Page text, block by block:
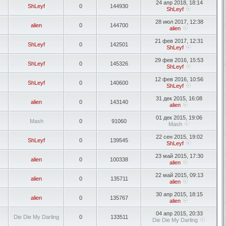
ShLeyf 0 144930
24 апр 2018, 18:14
ShLeyf
alien 0 144700
28 июл 2017, 12:38
alien
ShLeyf 0 142501
21 фев 2017, 12:31
ShLeyf
ShLeyf 0 145326
29 фев 2016, 15:53
ShLeyf
ShLeyf 0 140600
12 фев 2016, 10:56
ShLeyf
alien 0 143140
31 дек 2015, 16:08
alien
Mash 0 91060
01 дек 2015, 19:06
Mash
ShLeyf 0 139545
22 сен 2015, 19:02
ShLeyf
alien 0 100338
23 май 2015, 17:30
alien
alien 0 135711
22 май 2015, 09:13
alien
alien 0 135767
30 апр 2015, 18:15
alien
Die Die My Darling 0 133511
04 апр 2015, 20:33
Die Die My Darling